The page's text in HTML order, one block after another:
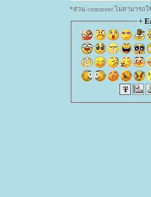
*ส่วน comment ไม่สามารถใ
+